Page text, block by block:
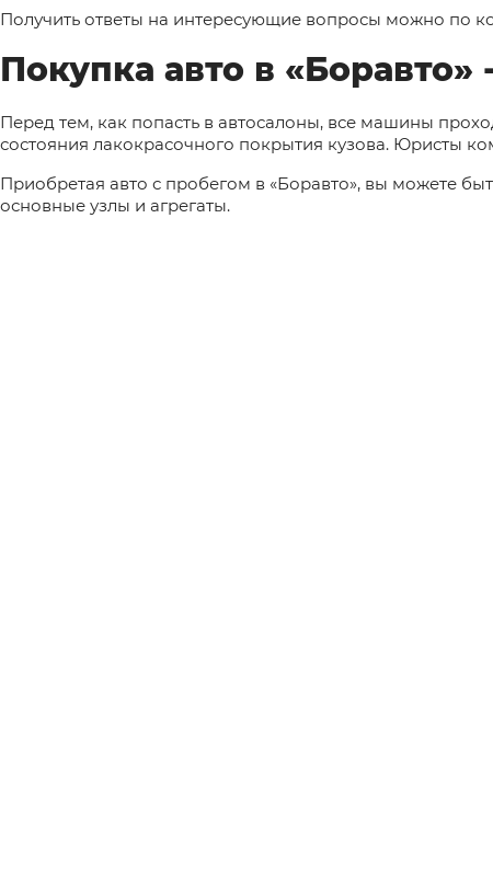
Получить ответы на интересующие вопросы можно по
Покупка авто в «Боравто»
Перед тем, как попасть в автосалоны, все машины
состояния лакокрасочного покрытия кузова. Юристы
Приобретая авто с пробегом в «Боравто», вы можете
основные узлы и агрегаты.